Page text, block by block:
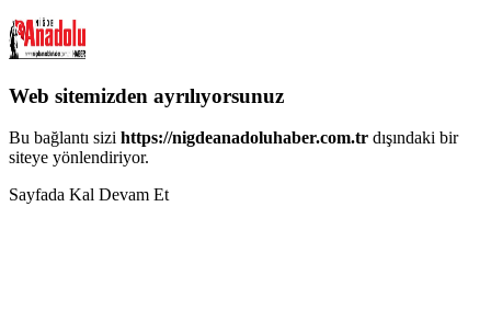
Web sitemizden ayrılıyorsunuz
Bu bağlantı sizi https://nigdeanadoluhaber.com.tr dışındaki bir
siteye yönlendiriyor.
Sayfada Kal Devam Et